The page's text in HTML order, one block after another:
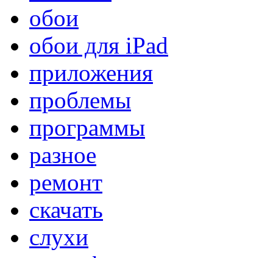
обои
обои для iPad
приложения
проблемы
программы
разное
ремонт
скачать
слухи